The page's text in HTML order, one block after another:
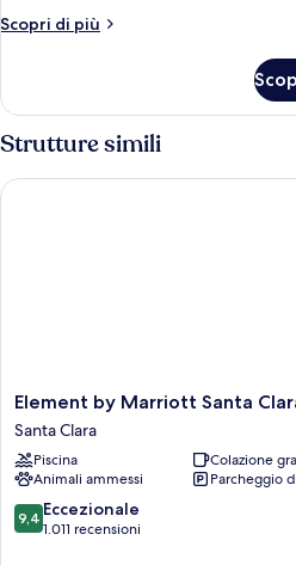
Scopri di più
Altri
Strutture simili
Element
by
Marriott
Santa
Clara
Santa
Clara
Element by Marriott Santa
Santa Clara
Piscina
Colazione
Animali ammessi
Parcheggio
9.4
su
9,4 Eccezionale
1.011 recensioni
Element by Marriott Santa Clara